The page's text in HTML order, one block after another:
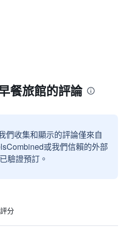
餐旅館的評論
們收集和顯示的評論僅來自
或我們信賴的外部
驗證預訂。
分